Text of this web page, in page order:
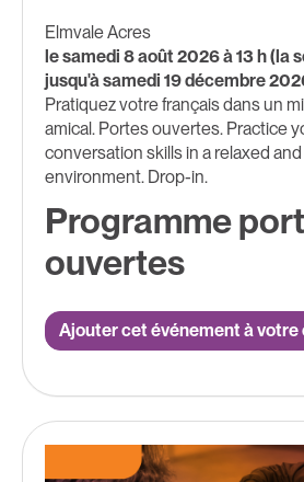
Elmvale Acres
le samedi 8 août 2026 à 13 h (la
jusqu'à samedi 19 décembre
Pratiquez votre français dans un
amical. Portes ouvertes. Practice
conversation skills in a relaxed
environment. Drop-in.
Programme
ouvertes
Ajouter cet événement à votre